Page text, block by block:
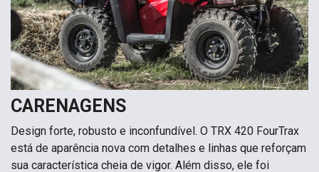
CARENAGENS
Design forte, robusto e inconfundível. O TRX 420 FourTrax
está de aparência nova com detalhes e linhas que reforçam
sua característica cheia de vigor. Além disso, ele foi